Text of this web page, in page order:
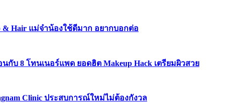
& Hair แม่จ๋าน้องใช้ดีมาก อยากบอกต่อ
กับ 8 โทนเนอร์แพด ยอดฮิต Makeup Hack เตรียมผิวสวย
Clinic ประสบการณ์ใหม่ไม่ต้องกังวล